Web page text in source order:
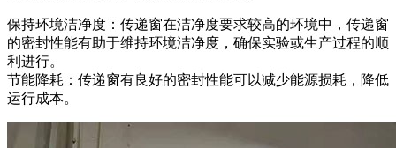
保持环境洁净度：传递窗在洁净度要求较高的环境中，传递窗
的密封性能有助于维持环境洁净度，确保实验或生产过程的顺
利进行。
节能降耗：传递窗有良好的密封性能可以减少能源损耗，降低
运行成本。